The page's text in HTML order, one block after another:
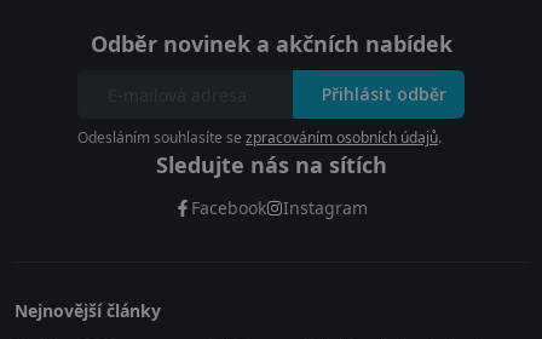
Odběr novinek a akčních nabídek
Přihlásit odběr
Odesláním souhlasíte se zpracováním osobních údajů.
Sledujte nás na sítích
Facebook Instagram
Nejnovější články